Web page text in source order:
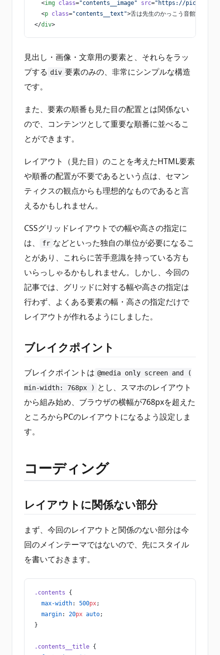
  <
img class="contents__image" src="https://
  <
p class="contents__text">舌は先生のかっこう音館をゴー
</div>
見出し・画像・文章用の要素と、それらをラッ
プする div 要素のみの、非常にシンプルな構造
です。
また、要素の順番も見た目の配置とは関係ない
ので、コンテンツとして重要な順番に並べるこ
とができます。
レイアウト（見た目）のことを考えたHTML要素
や順番の配置が不要であるという点は、セマン
ティクスの観点からも理想的なものであると言
えるかもしれません。
CSSグリッドレイアウトでの幅や高さの指定に
は、
fr などといった独自の単位が必要になるこ
とがあり、これらに苦手意識を持っている方も
いらっしゃるかもしれません。しかし、今回の
記事では、グリッドに対する幅や高さの指定は
行わず、よくある要素の幅・高さの指定だけで
レイアウトが作れるようにしました。
ブレイクポイント
ブレイクポイントは @media only screen and (
min-width: 768px ) とし、スマホのレイアウト
から組み始め、ブラウザの横幅が768pxを超えた
ところからPCのレイアウトになるよう設定しま
す。
コーディング
レイアウトに関係ない部分
まず、今回のレイアウトと関係のない部分は今
回のメインテーマではないので、先にスタイル
を書いておきます。
.contents {
  max-width
: 500px;
  margin
: 20px auto;
}
.contents__title {